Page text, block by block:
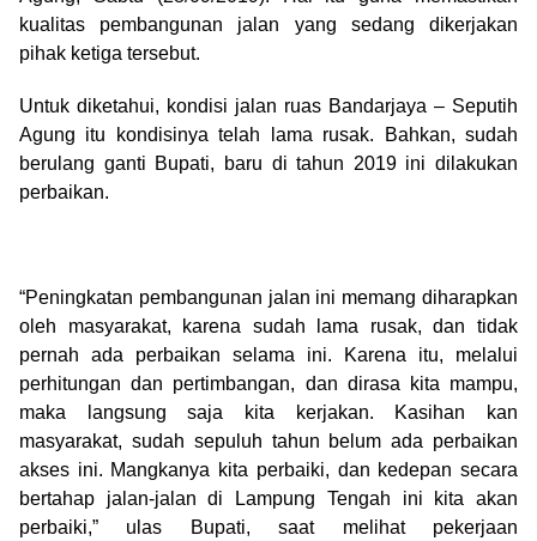
kualitas pembangunan jalan yang sedang dikerjakan
pihak ketiga tersebut.
Untuk diketahui, kondisi jalan ruas Bandarjaya – Seputih
Agung itu kondisinya telah lama rusak. Bahkan, sudah
berulang ganti Bupati, baru di tahun 2019 ini dilakukan
perbaikan.
“Peningkatan pembangunan jalan ini memang diharapkan
oleh masyarakat, karena sudah lama rusak, dan tidak
pernah ada perbaikan selama ini. Karena itu, melalui
perhitungan dan pertimbangan, dan dirasa kita mampu,
maka langsung saja kita kerjakan. Kasihan kan
masyarakat, sudah sepuluh tahun belum ada perbaikan
akses ini. Mangkanya kita perbaiki, dan kedepan secara
bertahap jalan-jalan di Lampung Tengah ini kita akan
perbaiki,” ulas Bupati, saat melihat pekerjaan